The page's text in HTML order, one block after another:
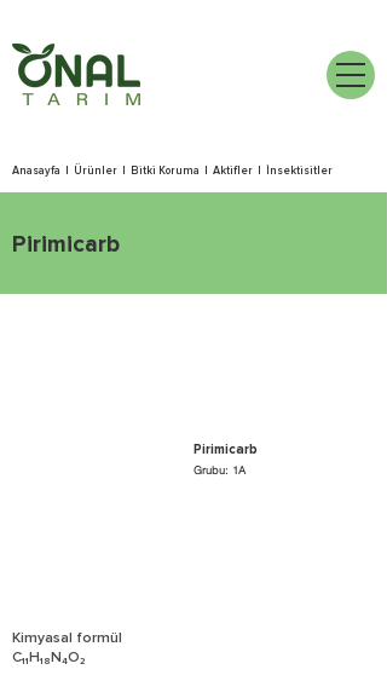
Anasayfa Ürünler Bitki Koruma Aktifler İnsektisitler
Pirimicarb
Pirimicarb
Grubu: 1A
Kimyasal formül
C₁₁H₁₈N₄O₂